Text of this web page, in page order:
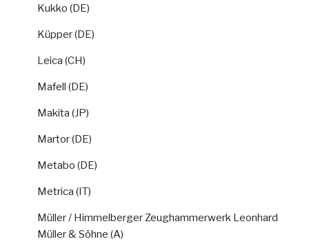
Kukko (DE)
Küpper (DE)
Leica (CH)
Mafell (DE)
Makita (JP)
Martor (DE)
Metabo (DE)
Metrica (IT)
Müller / Himmelberger Zeughammerwerk Leonhard
Müller & Söhne (A)